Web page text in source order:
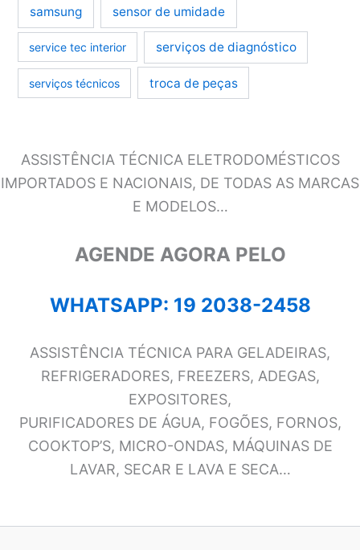
samsung sensor de umidade
service tec interior serviços de diagnóstico
serviços técnicos troca de peças
ASSISTÊNCIA TÉCNICA ELETRODOMÉSTICOS
IMPORTADOS E NACIONAIS, DE TODAS AS MARCAS
E MODELOS…
AGENDE AGORA PELO
WHATSAPP: 19 2038-2458
ASSISTÊNCIA TÉCNICA PARA GELADEIRAS,
REFRIGERADORES, FREEZERS, ADEGAS,
EXPOSITORES,
PURIFICADORES DE ÁGUA, FOGÕES, FORNOS,
COOKTOP’S, MICRO-ONDAS, MÁQUINAS DE
LAVAR, SECAR E LAVA E SECA…